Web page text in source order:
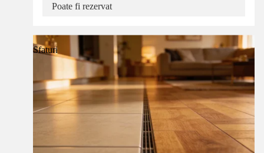
Poate fi rezervat
Sfaturi